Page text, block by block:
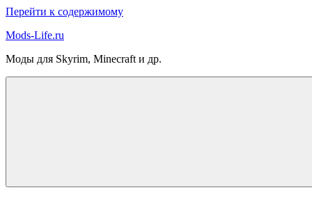
Перейти к содержимому
Mods-Life.ru
Моды для Skyrim, Minecraft и др.